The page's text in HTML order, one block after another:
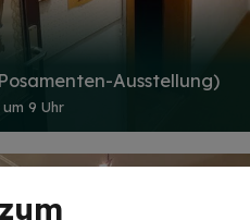
Ausstellung)
9 Uhr